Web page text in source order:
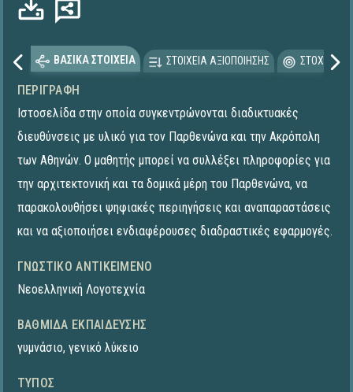
ΒΑΣΙΚΑ ΣΤΟΙΧΕΙΑ ΣΤΟΙΧΕΙΑ ΑΞΙΟΠΟΙΗΣΗΣ
ΠΕΡΙΓΡΑΦΉ
Ιστοσελίδα στην οποία συγκεντρώνονται διαδικτυακές
διευθύνσεις με υλικό για τον Παρθενώνα και την Ακρόπολη
των Αθηνών. Ο μαθητής μπορεί να συλλέξει πληροφορίες για
την αρχιτεκτονική και τα δομικά μέρη του Παρθενώνα, να
παρακολουθήσει ψηφιακές περιηγήσεις και αναπαραστάσεις
και να αξιοποιήσει ενδιαφέρουσες διαδραστικές εφαρμογές.
ΓΝΩΣΤΙΚΌ ΑΝΤΙΚΕΊΜΕΝΟ
Νεοελληνική Λογοτεχνία
ΒΑΘΜΊΔΑ ΕΚΠΑΊΔΕΥΣΗΣ
γυμνάσιο, γενικό λύκειο
ΤΎΠΟΣ